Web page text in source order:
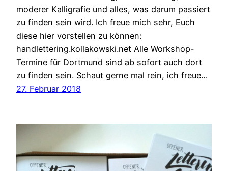
moderer Kalligrafie und alles, was darum passiert
zu finden sein wird. Ich freue mich sehr, Euch
diese hier vorstellen zu können:
handlettering.kollakowski.net Alle Workshop-
Termine für Dortmund sind ab sofort auch dort
zu finden sein. Schaut gerne mal rein, ich freue…
27. Februar 2018